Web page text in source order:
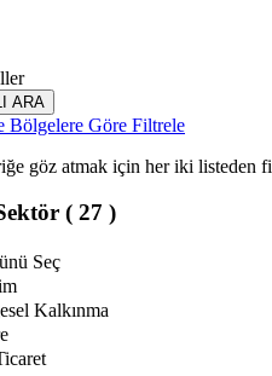
ARA
Bölgelere Göre Filtrele
göz atmak için her iki listeden
( 27 )
Seç
Kalkınma